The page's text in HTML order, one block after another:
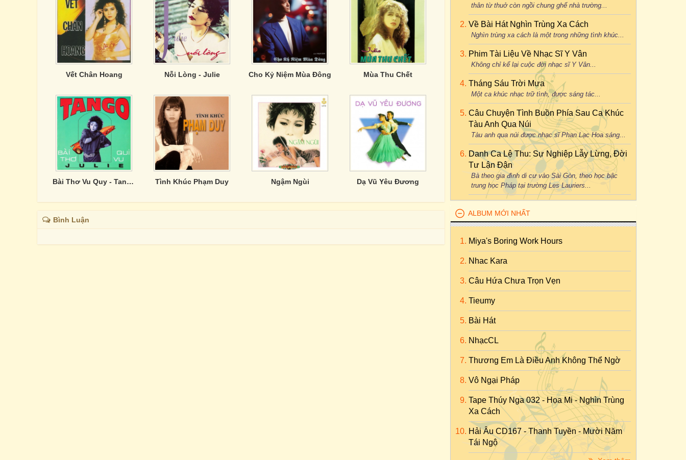
Vết Chân Hoang Nỗi Lòng - Julie Cho Kỷ Niệm Mùa Đông Mùa Thu Chết
Bài Thơ Vu Quy - Tango Tình Khúc Phạm Duy Ngậm Ngùi Dạ Vũ Yêu Đương
Bình Luận
thân từ thuở còn ngồi chung ghế nhà trường...
Về Bài Hát Nghìn Trùng Xa Cách
Nghìn trùng xa cách là một trong những tình khúc...
Phim Tài Liệu Về Nhạc Sĩ Y Vân
Không chỉ kể lại cuộc đời nhạc sĩ Y Vân...
Tháng Sáu Trời Mưa
Một ca khúc nhạc trữ tình, được sáng tác...
Câu Chuyện Tình Buồn Phía Sau Ca Khúc
Tàu Anh Qua Núi
Tàu anh qua núi được nhạc sĩ Phan Lạc Hoa sáng...
Danh Ca Lệ Thu: Sự Nghiệp Lẫy Lừng, Đời
Tư Lận Đận
Bà theo gia đình di cư vào Sài Gòn, theo học bậc
trung học Pháp tại trường Les Lauriers...
ALBUM MỚI NHẤT
Miya's Boring Work Hours
Nhac Kara
Câu Hứa Chưa Trọn Vẹn
Tieumy
Bài Hát
NhạcCL
Thương Em Là Điều Anh Không Thể Ngờ
Vô Ngại Pháp
Tape Thúy Nga 032 - Họa Mi - Nghìn Trùng
Xa Cách
Hải Âu CD167 - Thanh Tuyền - Mười Năm
Tái Ngộ